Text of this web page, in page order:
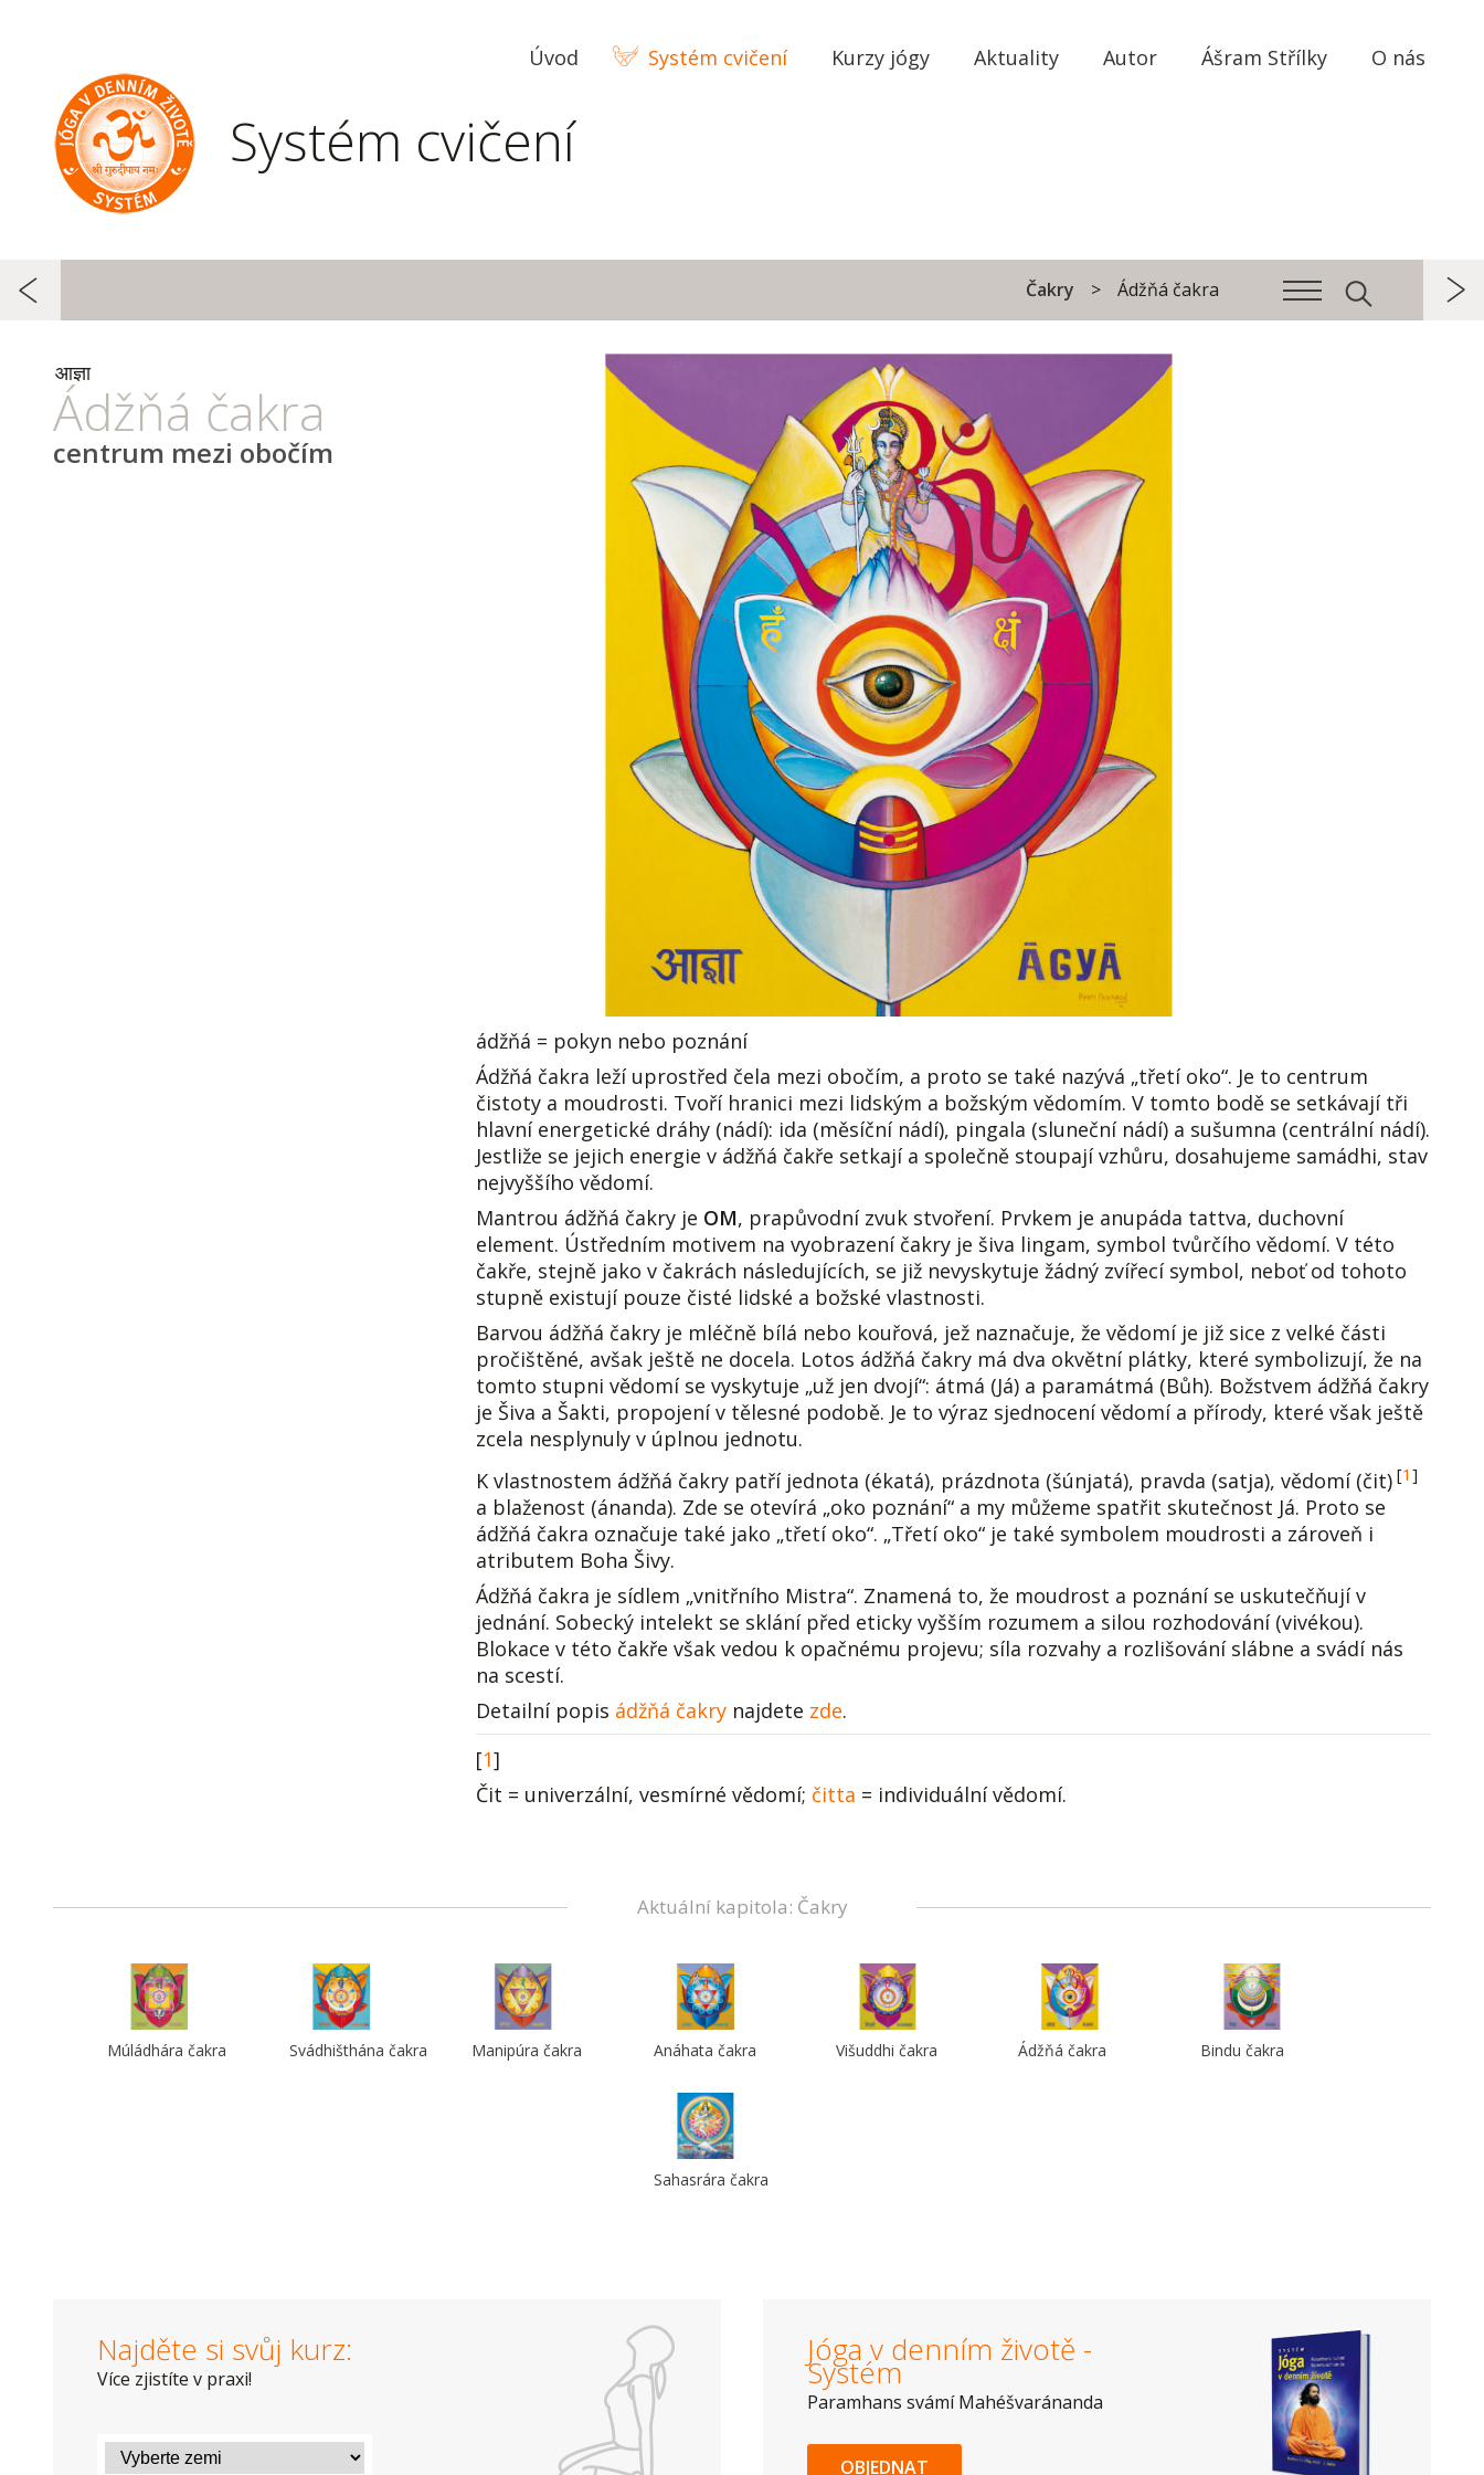
Systém cvičení
Úvod Systém cvičení Kurzy jógy Aktuality Autor Ášram Střílky O nás
Čakry Ádžňá čakra
आज्ञा
Ádžňá čakra
centrum mezi obočím
ádžňá = pokyn nebo poznání
Ádžňá čakra leží uprostřed čela mezi obočím, a proto se také nazývá „třetí oko“. Je to centrum
čistoty a moudrosti. Tvoří hranici mezi lidským a božským vědomím. V tomto bodě se setkávají tři
hlavní energetické dráhy (nádí): ida (měsíční nádí), pingala (sluneční nádí) a sušumna (centrální nádí).
Jestliže se jejich energie v ádžňá čakře setkají a společně stoupají vzhůru, dosahujeme samádhi, stav
nejvyššího vědomí.
Mantrou ádžňá čakry je OM, prapůvodní zvuk stvoření. Prvkem je anupáda tattva, duchovní
element. Ústředním motivem na vyobrazení čakry je šiva lingam, symbol tvůrčího vědomí. V této
čakře, stejně jako v čakrách následujících, se již nevyskytuje žádný zvířecí symbol, neboť od tohoto
stupně existují pouze čisté lidské a božské vlastnosti.
Barvou ádžňá čakry je mléčně bílá nebo kouřová, jež naznačuje, že vědomí je již sice z velké části
pročištěné, avšak ještě ne docela. Lotos ádžňá čakry má dva okvětní plátky, které symbolizují, že na
tomto stupni vědomí se vyskytuje „už jen dvojí“: átmá (Já) a paramátmá (Bůh). Božstvem ádžňá čakry
je Šiva a Šakti, propojení v tělesné podobě. Je to výraz sjednocení vědomí a přírody, které však ještě
zcela nesplynuly v úplnou jednotu.
K vlastnostem ádžňá čakry patří jednota (ékatá), prázdnota (šúnjatá), pravda (satja), vědomí (čit) [1 ]
a blaženost (ánanda). Zde se otevírá „oko poznání“ a my můžeme spatřit skutečnost Já. Proto se
ádžňá čakra označuje také jako „třetí oko“. „Třetí oko“ je také symbolem moudrosti a zároveň i
atributem Boha Šivy.
Ádžňá čakra je sídlem „vnitřního Mistra“. Znamená to, že moudrost a poznání se uskutečňují v
jednání. Sobecký intelekt se sklání před eticky vyšším rozumem a silou rozhodování (vivékou).
Blokace v této čakře však vedou k opačnému projevu; síla rozvahy a rozlišování slábne a svádí nás
na scestí.
Detailní popis ádžňá čakry najdete zde.
[1]
Čit = univerzální, vesmírné vědomí; čitta = individuální vědomí.
Aktuální kapitola: Čakry
Múládhára čakra Svádhišthána čakra Manipúra čakra Anáhata čakra Višuddhi čakra Ádžňá čakra Bindu čakra
Sahasrára čakra
Najděte si svůj kurz:
Více zjistíte v praxi!
Jóga v denním životě -
Systém
Paramhans svámí Mahéšvaránanda
OBJEDNAT